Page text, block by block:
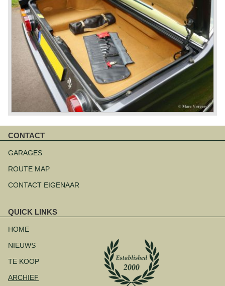
CONTACT
overslaan
GARAGES
ROUTE MAP
CONTACT EIGENAAR
QUICK LINKS
overslaan
HOME
NIEUWS
TE KOOP
ARCHIEF